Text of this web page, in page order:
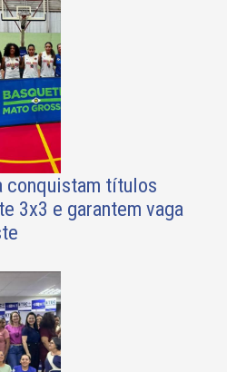
conquistam títulos
3x3 e garantem vaga